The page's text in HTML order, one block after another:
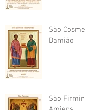
São
Damião
São